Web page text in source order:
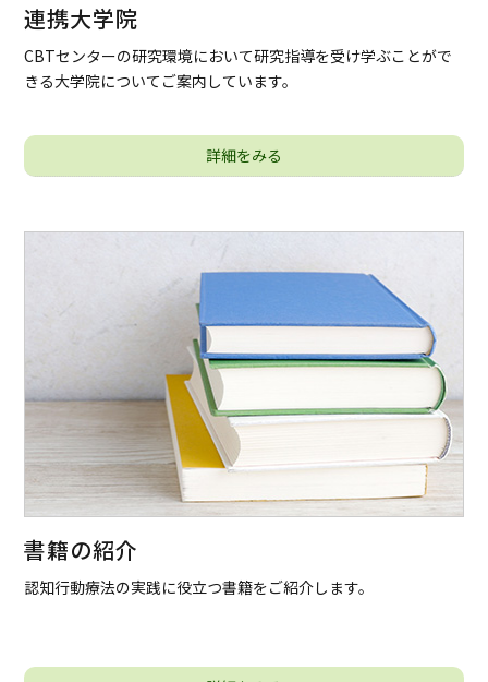
連携大学院
CBTセンターの研究環境において研究指導を受け学ぶことがで
きる大学院についてご案内しています。
詳細をみる
書籍の紹介
認知行動療法の実践に役立つ書籍をご紹介します。